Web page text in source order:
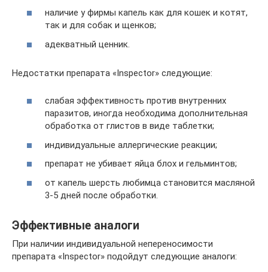
наличие у фирмы капель как для кошек и котят,
так и для собак и щенков;
адекватный ценник.
Недостатки препарата «Inspeсtor» следующие:
слабая эффективность против внутренних
паразитов, иногда необходима дополнительная
обработка от глистов в виде таблетки;
индивидуальные аллергические реакции;
препарат не убивает яйца блох и гельминтов;
от капель шерсть любимца становится масляной
3-5 дней после обработки.
Эффективные аналоги
При наличии индивидуальной непереносимости
препарата «Inspector» подойдут следующие аналоги: